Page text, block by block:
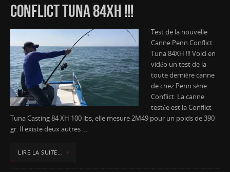
CONFLICT TUNA 84XH !!!
Test de la nouvelle
Canne Penn Conflict
Tuna 84XH !!! Voici en
vidéo un test de la
toute dernière canne
de chez Penn série
Conflict. La canne
testée est la Conflict
Tuna Casting 84 XH 100 lbs, elle mesure 2M49 pour un poids de 390
gr. Il existe deux autres …
LIRE LA SUITE…